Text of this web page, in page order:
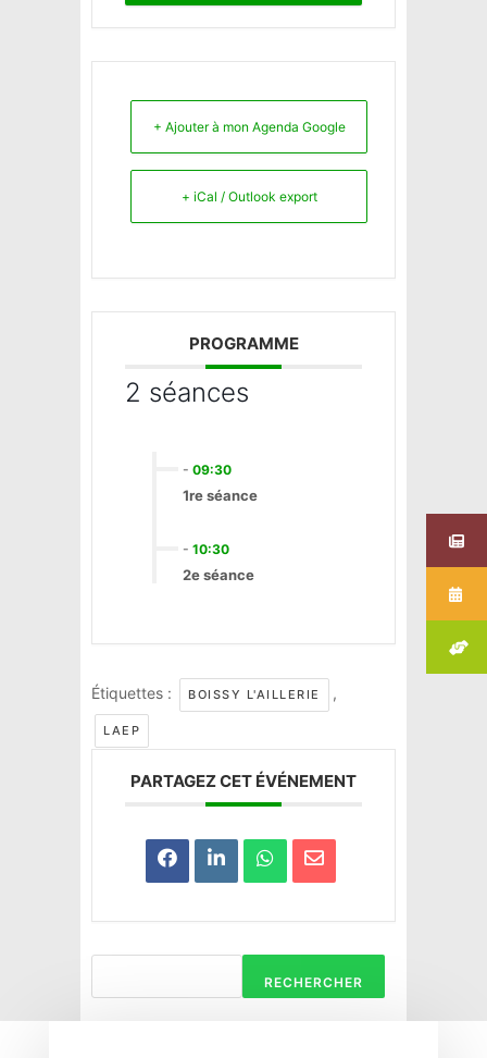
Haravilliers
+ Ajouter à mon Agenda Google
+ iCal / Outlook export
PROGRAMME
2 séances
- 09:30
1re séance
- 10:30
2e séance
Étiquettes : BOISSY L'AILLERIE ,
LAEP
PARTAGEZ CET ÉVÉNEMENT
RECHERCHER